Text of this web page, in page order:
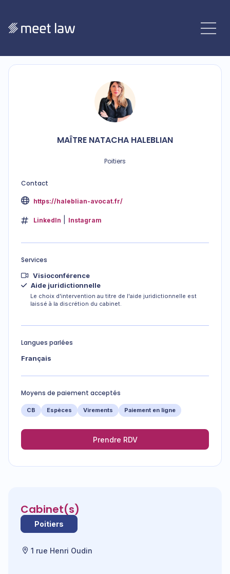
MAÎTRE NATACHA HALEBLIAN
Poitiers
Contact
https://haleblian-avocat.fr/
LinkedIn Instagram
Services
Visioconférence
Aide juridictionnelle
Le choix d'intervention au titre de l'aide juridictionnelle est
laissé à la discrétion du cabinet.
Langues parlées
Français
Moyens de paiement acceptés
CB Espèces Virements Paiement en ligne
Prendre RDV
Cabinet(s)
Poitiers
1 rue Henri Oudin